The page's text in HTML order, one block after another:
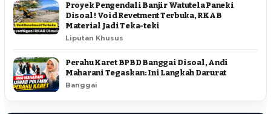
Proyek Pengendali Banjir Watutela Paneki
Disoal ! Void Revetment Terbuka, RKAB
Material Jadi Teka-teki
Liputan Khusus
Perahu Karet BPBD Banggai Disoal, Andi
Maharani Tegaskan: Ini Langkah Darurat
Banggai